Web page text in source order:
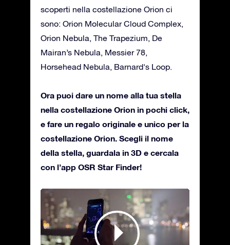
scoperti nella costellazione Orion ci
sono: Orion Molecular Cloud Complex,
Orion Nebula, The Trapezium, De
Mairan’s Nebula, Messier 78,
Horsehead Nebula, Barnard's Loop.
Ora puoi dare un nome alla tua stella
nella costellazione Orion in pochi click,
e fare un regalo originale e unico per la
costellazione Orion. Scegli il nome
della stella, guardala in 3D e cercala
con l’app OSR Star Finder!